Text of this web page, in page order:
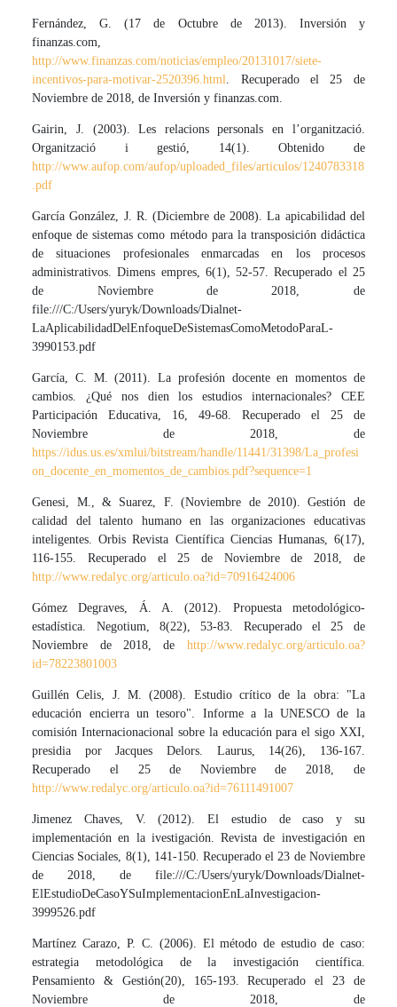
Fernández, G. (17 de Octubre de 2013). Inversión y
finanzas.com,
http://www.finanzas.com/noticias/empleo/20131017/siete-
incentivos-para-motivar-2520396.html
. Recuperado el 25 de
Noviembre de 2018, de Inversión y finanzas.com.
Gairin, J. (2003). Les relacions personals en l’organització.
Organització i gestió, 14(1). Obtenido de
http://www.aufop.com/aufop/uploaded_files/articulos/1240783318
.pdf
García González, J. R. (Diciembre de 2008). La apicabilidad del
enfoque de sistemas como método para la transposición didáctica
de situaciones profesionales enmarcadas en los procesos
administrativos. Dimens empres, 6(1), 52-57. Recuperado el 25
de Noviembre de 2018, de
file:///C:/Users/yuryk/Downloads/Dialnet-
LaAplicabilidadDelEnfoqueDeSistemasComoMetodoParaL-
3990153.pdf
García, C. M. (2011). La profesión docente en momentos de
cambios. ¿Qué nos dien los estudios internacionales? CEE
Participación Educativa, 16, 49-68. Recuperado el 25 de
Noviembre de 2018, de
https://idus.us.es/xmlui/bitstream/handle/11441/31398/La_profesi
on_docente_en_momentos_de_cambios.pdf?sequence=1
Genesi, M., & Suarez, F. (Noviembre de 2010). Gestión de
calidad del talento humano en las organizaciones educativas
inteligentes. Orbis Revista Científica Ciencias Humanas, 6(17),
116-155. Recuperado el 25 de Noviembre de 2018, de
http://www.redalyc.org/articulo.oa?id=70916424006
Gómez Degraves, Á. A. (2012). Propuesta metodológico-
estadística. Negotium, 8(22), 53-83. Recuperado el 25 de
Noviembre de 2018, de http://www.redalyc.org/articulo.oa?
id=78223801003
Guillén Celis, J. M. (2008). Estudio crítico de la obra: "La
educación encierra un tesoro". Informe a la UNESCO de la
comisión Internacionacional sobre la educación para el sigo XXI,
presidia por Jacques Delors. Laurus, 14(26), 136-167.
Recuperado el 25 de Noviembre de 2018, de
http://www.redalyc.org/articulo.oa?id=76111491007
Jimenez Chaves, V. (2012). El estudio de caso y su
implementación en la ivestigación. Revista de investigación en
Ciencias Sociales, 8(1), 141-150. Recuperado el 23 de Noviembre
de 2018, de file:///C:/Users/yuryk/Downloads/Dialnet-
ElEstudioDeCasoYSuImplementacionEnLaInvestigacion-
3999526.pdf
Martínez Carazo, P. C. (2006). El método de estudio de caso:
estrategia metodológica de la investigación científica.
Pensamiento & Gestión(20), 165-193. Recuperado el 23 de
Noviembre de 2018, de